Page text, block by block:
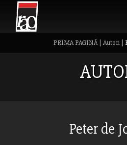
PRIMA PAGINĂ| Autori
Peter de